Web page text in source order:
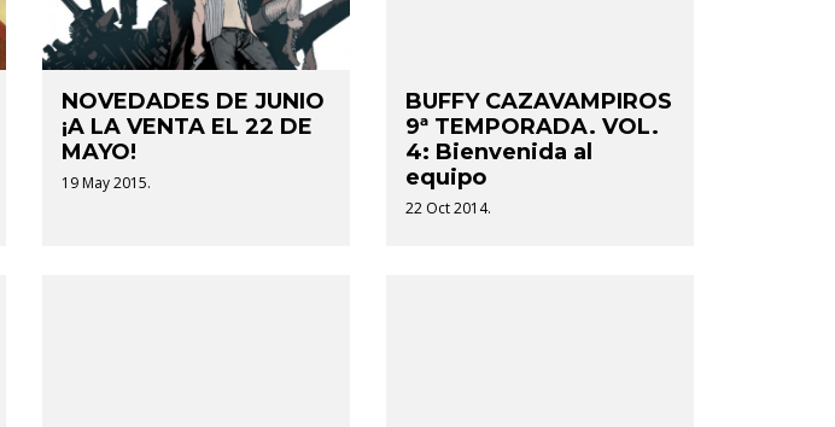
NOVEDADES DE JUNIO
¡A LA VENTA EL 22 DE
MAYO!
19 May 2015.
BUFFY CAZAVAMPIROS
9ª TEMPORADA. VOL.
4: Bienvenida al
equipo
22 Oct 2014.